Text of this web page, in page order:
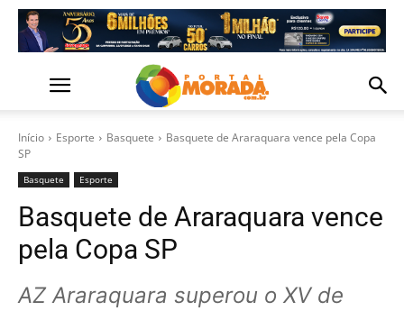
Início Esporte Basquete
Basquete de Araraquara vence pela Copa
SP
Basquete Esporte
Basquete de Araraquara vence
pela Copa SP
AZ Araraquara superou o XV de